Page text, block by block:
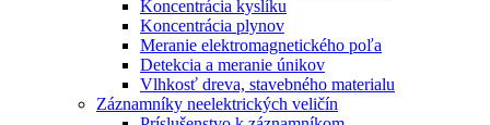
Koncentrácia kyslíku
Koncentrácia plynov
Meranie elektromagnetického poľa
Detekcia a meranie únikov
Vlhkosť dreva, stavebného materialu
Záznamníky neelektrických veličín